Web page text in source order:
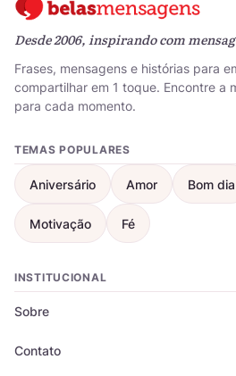
Desde 2006, inspirando com
Frases, mensagens e histórias para
compartilhar em 1 toque. Encontre a
para cada momento.
TEMAS POPULARES
Aniversário Amor Bom dia
Motivação Fé
INSTITUCIONAL
Sobre
Contato